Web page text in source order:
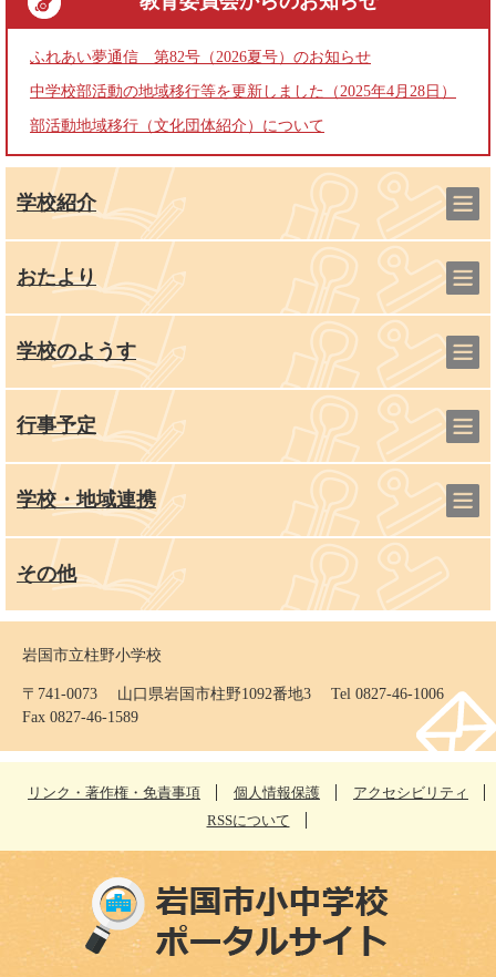
ふれあい夢通信 第82号（2026夏号）のお知らせ
中学校部活動の地域移行等を更新しました（2025年4月28日）
部活動地域移行（文化団体紹介）について
学校紹介
おたより
学校のようす
行事予定
学校・地域連携
その他
岩国市立柱野小学校
〒741-0073 山口県岩国市柱野1092番地3 Tel 0827-46-1006
Fax 0827-46-1589
リンク・著作権・免責事項 個人情報保護
アクセシビリティ
RSSについて